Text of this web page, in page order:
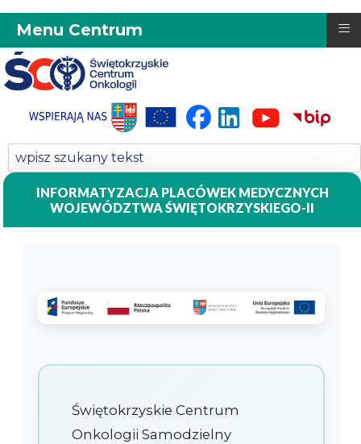
Menu Centrum ≡
INFORMATYZACJA PLACÓWEK MEDYCZNYCH
WOJEWÓDZTWA ŚWIĘTOKRZYSKIEGO-II
Świętokrzyskie Centrum
Onkologii Samodzielny